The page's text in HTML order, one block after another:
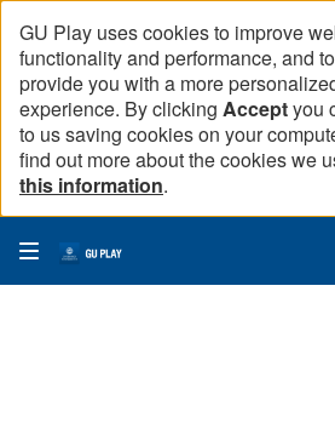
GU Play uses cookies to improve
functionality and performance, and to
provide you with a more
experience. By clicking Acceptyou
to us saving cookies on your
find out more about the cookies we
this information.